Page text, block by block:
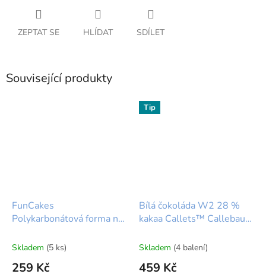
ZEPTAT SE HLÍDAT SDÍLET
Související produkty
FunCakes
Polykarbonátová forma na
Skladem (5 ks)
259 Kč
Tip
Bílá čokoláda W2 28 %
kakaa Callets™ Callebaut
Skladem (4 balení)
459 Kč